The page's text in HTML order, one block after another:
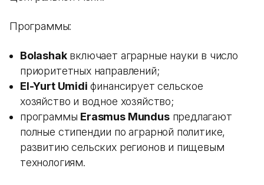
Программы:
Bolashakвключает аграрные науки в число
приоритетных направлений;
El-Yurt Umidi финансирует сельское
хозяйство и водное хозяйство;
программы Erasmus Mundusпредлагают
полные стипендии по аграрной политике,
развитию сельских регионов и пищевым
технологиям.